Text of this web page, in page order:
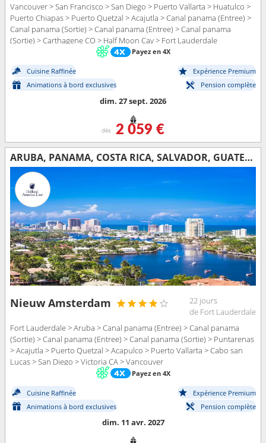
Vancouver > San Francisco > San Diego > Puerto Vallarta > Huatulco >
Puerto Chiapas > Puerto Quetzal > Acajutla > Canal panama (Entree) >
Canal panama (Sortie) > Canal panama (Entree) > Canal panama
(Sortie) > Carthagene CO > Half Moon Cay > Fort Lauderdale
Payez en 4X
Cuisine Raffinée
Expérience Premium
Animations à bord exclusives
Pension complète
dim. 27 sept. 2026
dès 2 059 €
ARUBA, PANAMA, COSTA RICA, SALVADOR, GUATEMALA, MEXIQUE, ÉTATS-UNIS, CANADA
Nieuw Amsterdam
22 jours
de Fort Lauderdale
Fort Lauderdale > Aruba > Canal panama (Entree) > Canal panama
(Sortie) > Canal panama (Entree) > Canal panama (Sortie) > Puntarenas
> Acajutla > Puerto Quetzal > Acapulco > Puerto Vallarta > Cabo san
Lucas > San Diego > Victoria CA > Vancouver
Payez en 4X
Cuisine Raffinée
Expérience Premium
Animations à bord exclusives
Pension complète
dim. 11 avr. 2027